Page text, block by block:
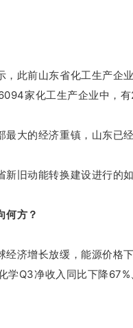
，此前山东省化工生产企
家化工生产企业中，
最大的经济重镇，山东已
新旧动能转换建设进行的
何方？
经济增长放缓，能源价格
学Q3净收入同比下降